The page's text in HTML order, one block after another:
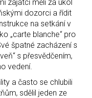
zajatci měli za úkol
dozorci a řídit
na setkání v
„carte blanche“ pro
špatné zacházení s
s přesvědčením,
vedení.
a často se chlubili
sdělil jeden ze